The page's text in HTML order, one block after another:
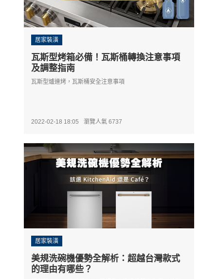
居家裝潢
瓦斯型烤箱必備！瓦斯桶轉換注意事項
及調整指南
瓦斯型爐連烤，瓦斯桶安全注意事項
2022-02-18 18:05 瀏覽人氣 6737
居家裝潢
美規洗碗機優勢全解析：超越台灣款式
的理由有哪些？